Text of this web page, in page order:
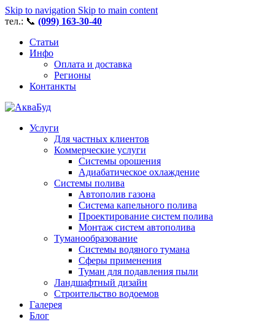
Skip to navigation Skip to main content
тел.: 📞 (099) 163-30-40
Статьи
Инфо
Оплата и доставка
Регионы
Контанкты
Услуги
Для частных клиентов
Коммерческие услуги
Системы орошения
Адиабатическое охлаждение
Системы полива
Автополив газона
Система капельного полива
Проектирование систем полива
Монтаж систем автополива
Туманообразование
Системы водяного тумана
Сферы применения
Туман для подавления пыли
Ландшафтный дизайн
Строительство водоемов
Галерея
Блог